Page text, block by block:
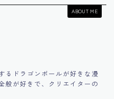
ABOUT ME
るドラゴンボールが好きな漫
般が好きで、クリエイターの